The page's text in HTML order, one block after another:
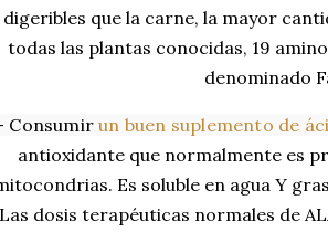
digeribles que la carne, la mayor
todas las plantas conocidas, 19
denominado
Consumir un buen suplemento de
antioxidante que normalmente es
Es soluble en agua Y
Las dosis terapéuticas normales de